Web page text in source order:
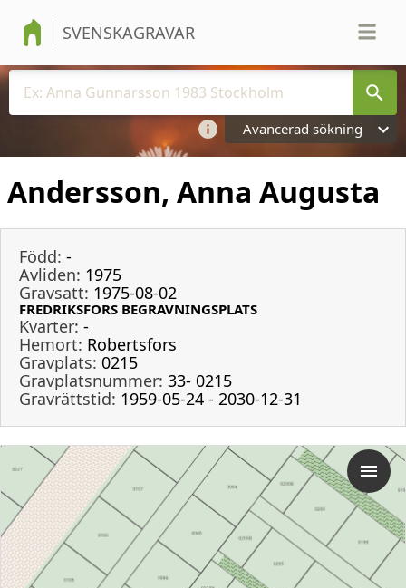
SVENSKAGRAVAR
Avancerad sökning
Andersson, Anna Augusta
Född: -
Avliden: 1975
Gravsatt: 1975-08-02
FREDRIKSFORS BEGRAVNINGSPLATS
Kvarter: -
Hemort: Robertsfors
Gravplats: 0215
Gravplatsnummer: 33- 0215
Gravrättstid: 1959-05-24 - 2030-12-31